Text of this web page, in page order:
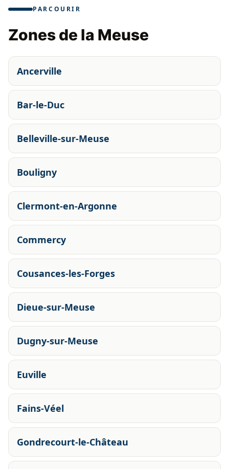
PARCOURIR
Zones de la Meuse
Ancerville
Bar-le-Duc
Belleville-sur-Meuse
Bouligny
Clermont-en-Argonne
Commercy
Cousances-les-Forges
Dieue-sur-Meuse
Dugny-sur-Meuse
Euville
Fains-Véel
Gondrecourt-le-Château